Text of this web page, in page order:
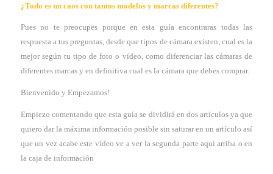
¿Todo es un caos con tantos modelos y marcas diferentes?
Pues no te preocupes porque en esta guía encontraras todas las
respuesta a tus preguntas, desde que tipos de cámara existen, cual es la
mejor según tu tipo de foto o vídeo, como diferenciar las cámaras de
diferentes marcas y en definitiva cual es la cámara que debes comprar.
Bienvenido y Empezamos!
Empiezo comentando que esta guía se dividirá en dos artículos ya que
quiero dar la máxima información posible sin saturar en un artículo así
que un vez acabe este vídeo ve a ver la segunda parte aquí arriba o en
la caja de información